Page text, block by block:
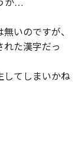
いのですが、
た漢字だっ
してしまいかね